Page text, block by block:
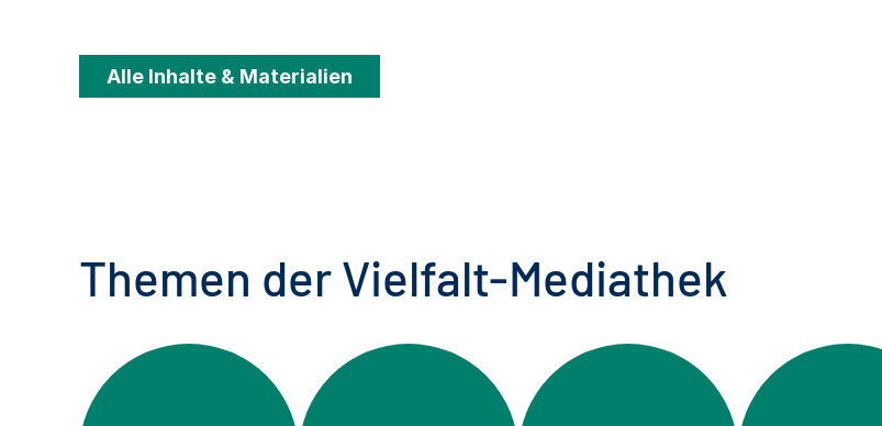
Alle Inhalte & Materialien
Themen der Vielfalt-Mediathek